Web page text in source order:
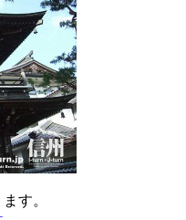
す。